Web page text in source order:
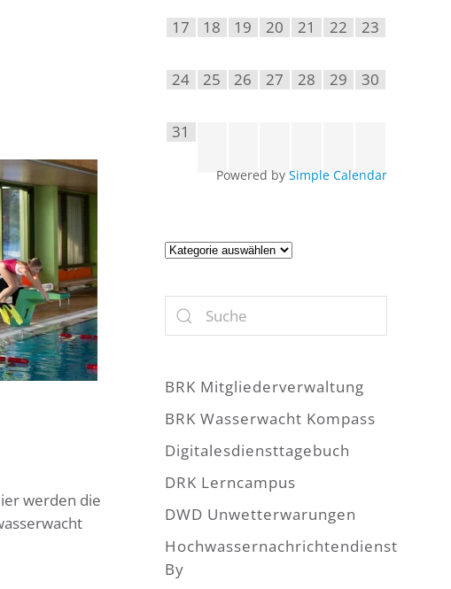
werden die
17 18 19 20 21 22 23
24 25 26 27 28 29 30
31
Powered by Simple Calendar
Artikel
BRK Mitgliederverwaltung
BRK Wasserwacht Kompass
Digitalesdiensttagebuch
DRK Lerncampus
DWD Unwetterwarungen
Hochwassernachrichtendienst
By